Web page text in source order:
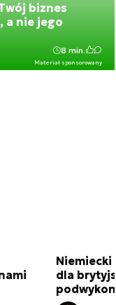
biznes
a nie jego
Materiał sponsorowany
8 min.
dla